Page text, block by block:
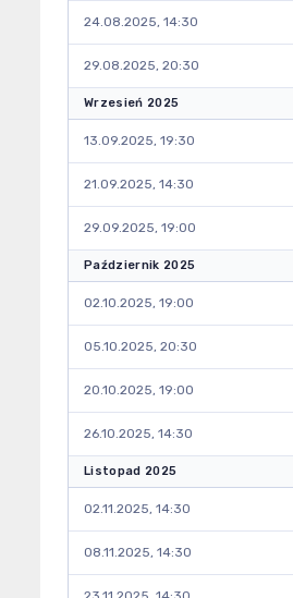
24.08.2025, 14:30
29.08.2025, 20:30
Wrzesień 2025
13.09.2025, 19:30
21.09.2025, 14:30
29.09.2025, 19:00
Październik 2025
02.10.2025, 19:00
05.10.2025, 20:30
20.10.2025, 19:00
26.10.2025, 14:30
Listopad 2025
02.11.2025, 14:30
08.11.2025, 14:30